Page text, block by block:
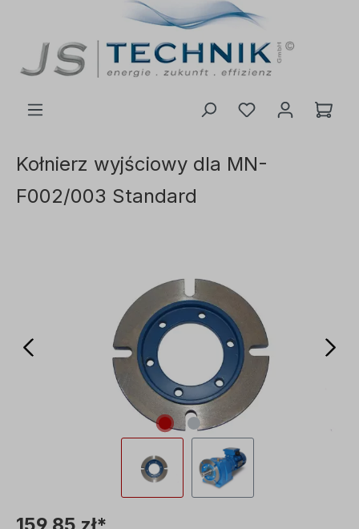
Kołnierz wyjściowy dla MN-
F002/003 Standard